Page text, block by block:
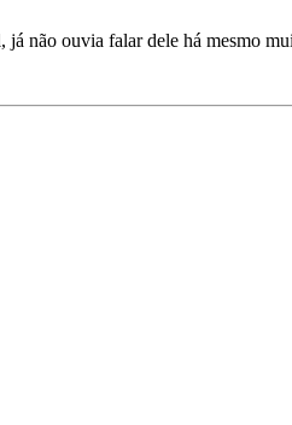
já não ouvia falar dele há mesmo